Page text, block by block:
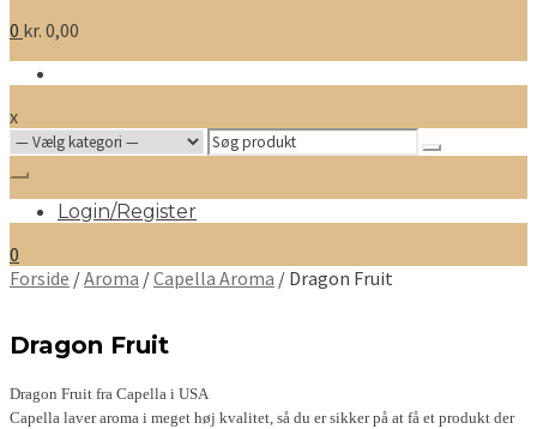
0 kr. 0,00
x
Search
for:
Login/Register
0
Forside /Aroma /Capella Aroma / Dragon Fruit
Dragon Fruit
Dragon Fruit fra Capella i USA
Capella laver aroma i meget høj kvalitet, så du er sikker på at få et produkt der